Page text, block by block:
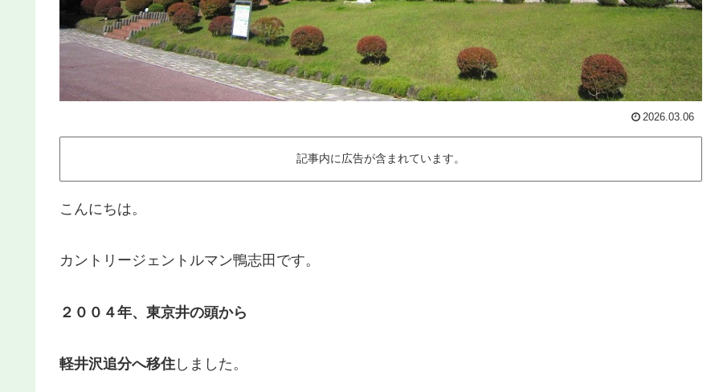
2026.03.06
記事内に広告が含まれています。
こんにちは。
カントリージェントルマン鴨志田です。
２００４年、東京井の頭から
軽井沢追分へ移住 しました。